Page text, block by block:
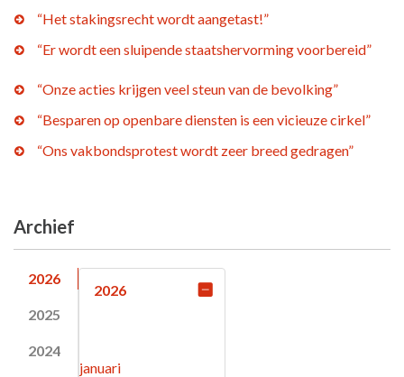
“Het stakingsrecht wordt aangetast!”
“Er wordt een sluipende staatshervorming voorbereid”
“Onze acties krijgen veel steun van de bevolking”
“Besparen op openbare diensten is een vicieuze cirkel”
“Ons vakbondsprotest wordt zeer breed gedragen”
Archief
2026
2025
2024
2026
januari